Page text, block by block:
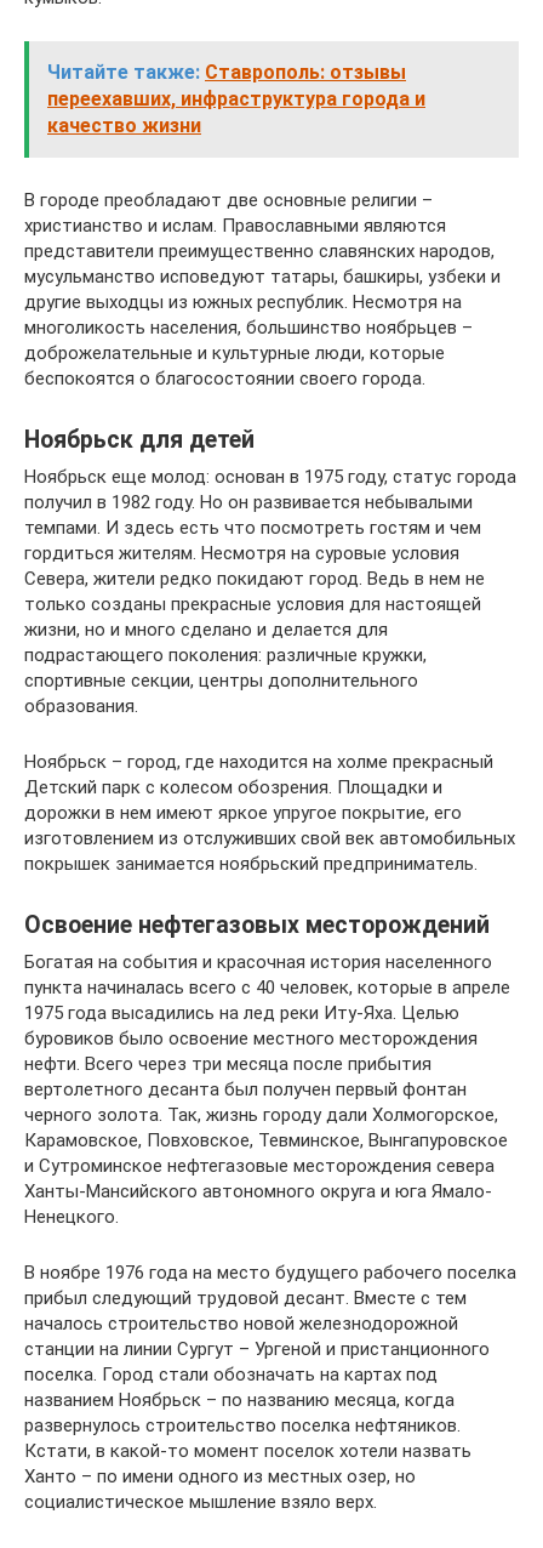
Читайте также: Ставрополь: отзывы
переехавших, инфраструктура города и
качество жизни
В городе преобладают две основные религии –
христианство и ислам. Православными являются
представители преимущественно славянских народов,
мусульманство исповедуют татары, башкиры, узбеки и
другие выходцы из южных республик. Несмотря на
многоликость населения, большинство ноябрьцев –
доброжелательные и культурные люди, которые
беспокоятся о благосостоянии своего города.
Ноябрьск для детей
Ноябрьск еще молод: основан в 1975 году, статус города
получил в 1982 году. Но он развивается небывалыми
темпами. И здесь есть что посмотреть гостям и чем
гордиться жителям. Несмотря на суровые условия
Севера, жители редко покидают город. Ведь в нем не
только созданы прекрасные условия для настоящей
жизни, но и много сделано и делается для
подрастающего поколения: различные кружки,
спортивные секции, центры дополнительного
образования.
Ноябрьск – город, где находится на холме прекрасный
Детский парк с колесом обозрения. Площадки и
дорожки в нем имеют яркое упругое покрытие, его
изготовлением из отслуживших свой век автомобильных
покрышек занимается ноябрьский предприниматель.
Освоение нефтегазовых месторождений
Богатая на события и красочная история населенного
пункта начиналась всего с 40 человек, которые в апреле
1975 года высадились на лед реки Иту-Яха. Целью
буровиков было освоение местного месторождения
нефти. Всего через три месяца после прибытия
вертолетного десанта был получен первый фонтан
черного золота. Так, жизнь городу дали Холмогорское,
Карамовское, Повховское, Тевминское, Вынгапуровское
и Сутроминское нефтегазовые месторождения севера
Ханты-Мансийского автономного округа и юга Ямало-
Ненецкого.
В ноябре 1976 года на место будущего рабочего поселка
прибыл следующий трудовой десант. Вместе с тем
началось строительство новой железнодорожной
станции на линии Сургут – Ургеной и пристанционного
поселка. Город стали обозначать на картах под
названием Ноябрьск – по названию месяца, когда
развернулось строительство поселка нефтяников.
Кстати, в какой-то момент поселок хотели назвать
Ханто – по имени одного из местных озер, но
социалистическое мышление взяло верх.